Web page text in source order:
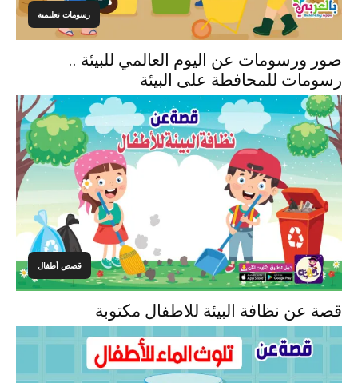
رسومات تعليمية
صور ورسومات عن اليوم العالمي للبيئة ..
رسومات للمحافطة على البيئة
قصص أطفال
قصة عن نظافة البيئة للاطفال مكتوبة